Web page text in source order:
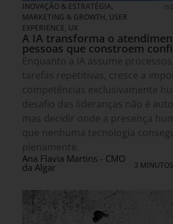
INOVAÇÃO & ESTRATÉGIA,
MARKETING & GROWTH, USER
EXPERIENCE, UX
15
A IA transforma o
pessoas que constroem
Enquanto a IA assume
tarefas repetitivas, cresce a
competências exclusivamente
desafio das lideranças não é
mas decidir onde a presença
que nenhuma tecnologia
plenamente.
Ana Flavia Martins - CMO
da Algar 3